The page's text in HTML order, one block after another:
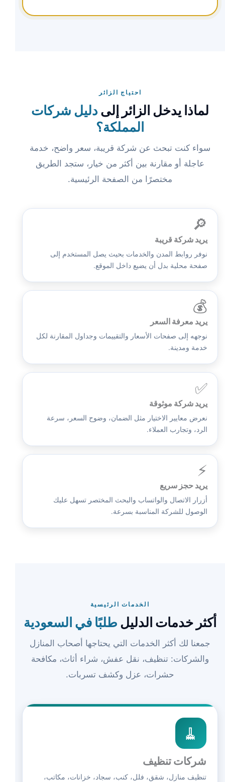
احتياج الزائر
لماذا يدخل الزائر إلىدليل شركات
المملكة؟
سواء كنت تبحث عن شركة قريبة، سعر واضح، خدمة
عاجلة أو مقارنة بين أكثر من خيار، ستجد الطريق
مختصرًا من الصفحة الرئيسية.
🔎
يريد شركة قريبة
نوفر روابط المدن والخدمات بحيث يصل المستخدم إلى
صفحة محلية بدل أن يضيع داخل الموقع.
💰
يريد معرفة السعر
نوجهه إلى صفحات الأسعار والتقييمات وجداول المقارنة لكل
خدمة ومدينة.
✅
يريد شركة موثوقة
نعرض معايير الاختيار مثل الضمان، وضوح السعر، سرعة
الرد، وتجارب العملاء.
⚡
يريد حجز سريع
أزرار الاتصال والواتساب والبحث المختصر تسهل عليك
الوصول للشركة المناسبة بسرعة.
الخدمات الرئيسية
أكثر خدمات الدليل طلبًا في السعودية
جمعنا لك أكثر الخدمات التي يحتاجها أصحاب المنازل
والشركات: تنظيف، نقل عفش، شراء أثاث، مكافحة
حشرات، عزل وكشف تسربات.
🧹
شركات تنظيف
تنظيف منازل، شقق، فلل، كنب، سجاد، خزانات، مكاتب،